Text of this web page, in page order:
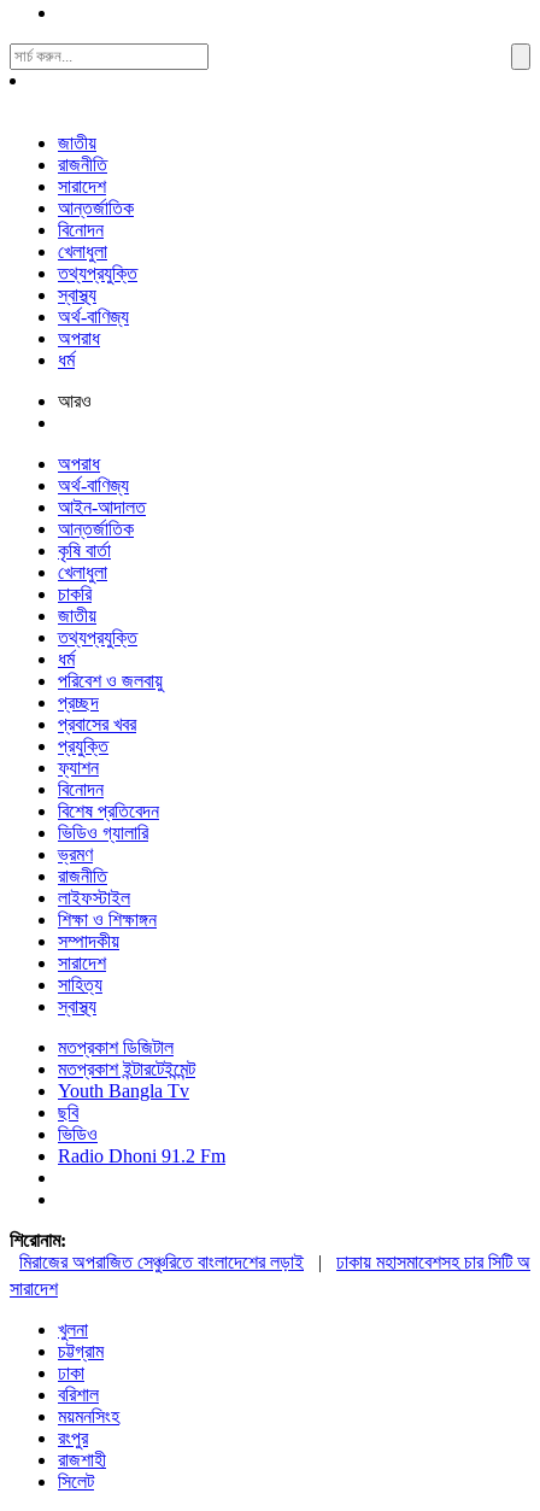
Search
For:
জাতীয়
রাজনীতি
সারাদেশ
আন্তর্জাতিক
বিনোদন
খেলাধুলা
তথ্যপ্রযুক্তি
স্বাস্থ্য
অর্থ-বাণিজ্য
অপরাধ
ধর্ম
আরও
অপরাধ
অর্থ-বাণিজ্য
আইন-আদালত
আন্তর্জাতিক
কৃষি বার্তা
খেলাধুলা
চাকরি
জাতীয়
তথ্যপ্রযুক্তি
ধর্ম
পরিবেশ ও জলবায়ু
প্রচ্ছদ
প্রবাসের খবর
প্রযুক্তি
ফ্যাশন
বিনোদন
বিশেষ প্রতিবেদন
ভিডিও গ্যালারি
ভ্রমণ
রাজনীতি
লাইফস্টাইল
শিক্ষা ও শিক্ষাঙ্গন
সম্পাদকীয়
সারাদেশ
সাহিত্য
স্বাস্থ্য
মতপ্রকাশ ডিজিটাল
মতপ্রকাশ ইন্টারটেইন্মেন্ট
Youth Bangla Tv
ছবি
ভিডিও
Radio Dhoni 91.2 Fm
শিরোনাম:
মিরাজের অপরাজিত সেঞ্চুরিতে বাংলাদেশের লড়াই|
ঢাকায় মহাসমাবেশসহ চার সিটি
সারাদেশ
খুলনা
চট্টগ্রাম
ঢাকা
বরিশাল
ময়মনসিংহ
রংপুর
রাজশাহী
সিলেট